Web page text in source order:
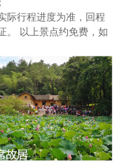
际行程进度为准，回程
。 以上景点约免费，如